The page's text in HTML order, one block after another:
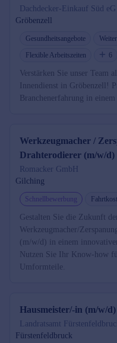
Dachdecker-Einkauf Süd eG
Gröbenzell
Gesundheitsangebote
Flexible Arbeitszeiten
6
Verstärken Sie unser Team
Innendienst in Gröbenzell!
Branchenerfahrung in
Werkzeugmacher /
Drahterodierer (m/w/d)
Romacker GmbH
Gilching
Schnellbewerbung
Gestalten Sie die Zukunft
Werkzeugmacher/
(m/w/d) in einem
Nutzen Sie Ihr Know-how
Umformteile.
Hausmeister/-in (m/w/d)
Landratsamt
Fürstenfeldbruck